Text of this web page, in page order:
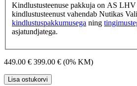
Kindlustusteenuse pakkuja on AS
kindlustusteenust vahendab Nutikas
kindlustuspakkumusega ning
asjatundjatega.
449.00 € 399.00 € (0% KM)
Lisa ostukorvi